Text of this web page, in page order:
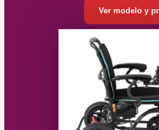
Ver modelo y